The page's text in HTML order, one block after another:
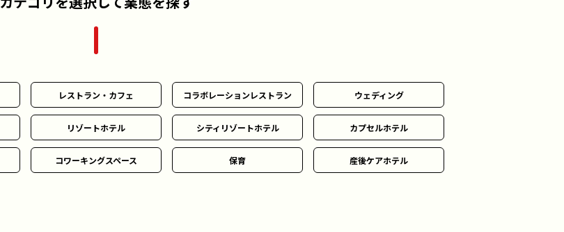
レストラン・カフェ コラボレーションレストラン ウェディング
リゾートホテル シティリゾートホテル カプセルホテル
コワーキングスペース 保育 産後ケアホテル